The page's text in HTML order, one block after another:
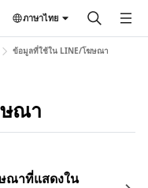
ภาษาไทย
ข้อมูลที่ใช้ใน LINE/โฆษณา
ณา
ณาที่แสดงใน